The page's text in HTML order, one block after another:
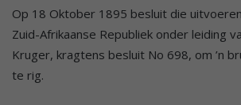
Op 18 Oktober 1895 besluit die
Zuid-Afrikaanse Republiek onder leiding
Kruger, kragtens besluit No 698, om ’n
te rig.